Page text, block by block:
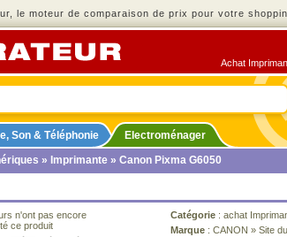
le moteur de comparaison de prix pour votre
Achat
Son & Téléphonie
Electroménager
» Imprimante » Canon Pixma G6050
n'ont pas encore
ce produit
Catégorie : achat
Marque : CANON » Site